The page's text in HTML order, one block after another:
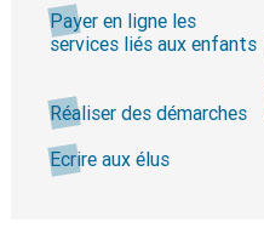
Payer en ligne les
services liés aux enfants
Réaliser des démarches
Ecrire aux élus